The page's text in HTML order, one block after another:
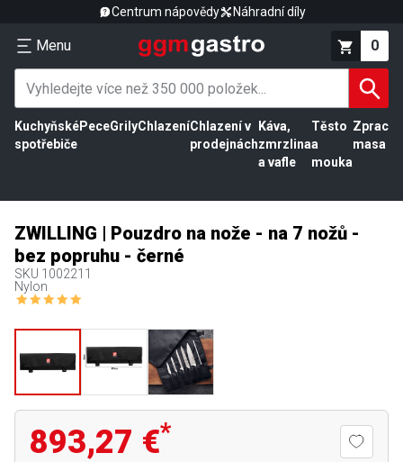
Centrum nápovědy Náhradní díly
Menu 0
Kuchyňské
spotřebiče
PeceGrilyChlazeníChlazení v
prodejnách
Káva,
zmrzlina
a vafle
Těsto
a
mouka
masa
ZWILLING | Pouzdro na nože - na 7 nožů -
bez popruhu - černé
SKU 1002211
Nylon
893,27 €*